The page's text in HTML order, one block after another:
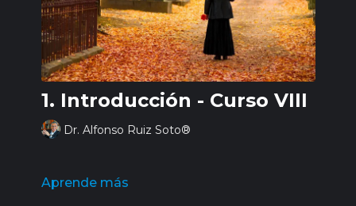
1. Introducción - Curso VIII
Dr. Alfonso Ruiz Soto®
Aprende más